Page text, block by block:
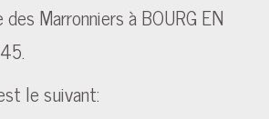
des Marronniers à BOURG EN
le suivant: